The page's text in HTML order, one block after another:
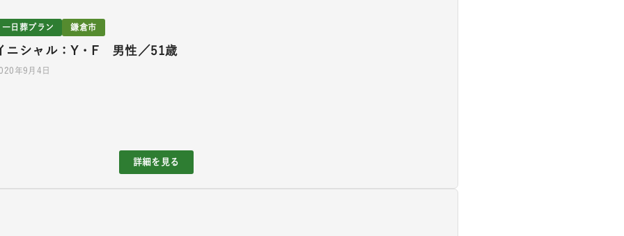
一日葬プラン 鎌倉市
ニシャル：Y・F 男性／51歳
年9月4日
詳細を見る